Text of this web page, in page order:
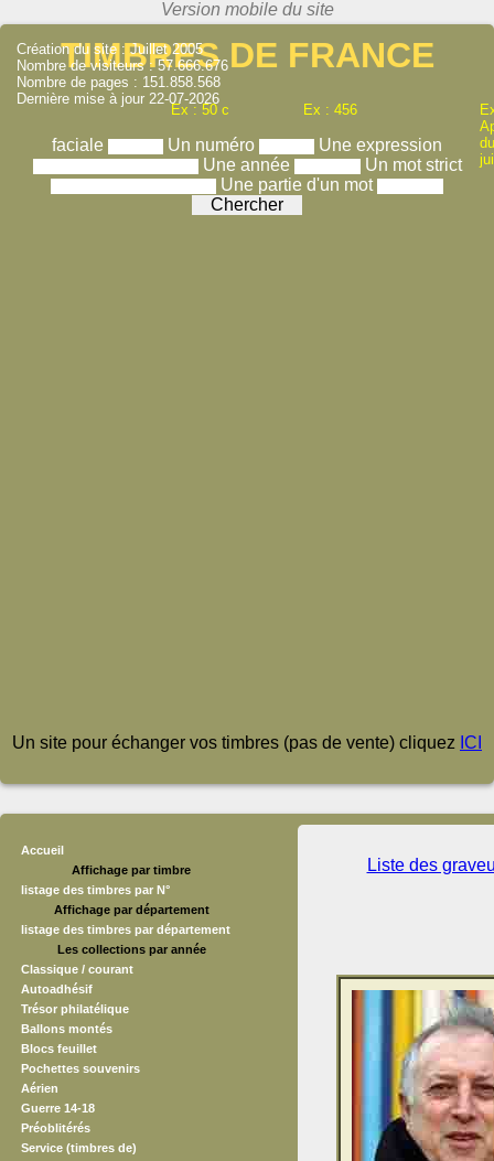
TIMBRES DE FRANCE
Ex : 50 c Ex : 456
faciale Un numéro
Une expression
Une année
Un mot strict
Une partie d'un mot
Création du site : Juillet 2005
Nombre de visiteurs : 57.666.676
Nombre de pages : 151.858.568
Dernière mise à jour 22-07-2026
Un site pour échanger vos timbres (pas de vente) cliquez ICI
Accueil
Affichage par timbre
listage des timbres par N°
Affichage par département
listage des timbres par département
Les collections par année
Classique / courant
Autoadhésif
Trésor philatélique
Ballons montés
Blocs feuillet
Pochettes souvenirs
Aérien
Guerre 14-18
Préoblitérés
Service (timbres de)
Liste des